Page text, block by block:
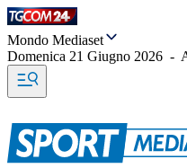
Mondo Mediaset
Domenica 21 Giugno 2026 -